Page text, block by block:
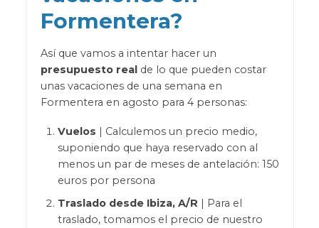
Formentera?
Así que vamos a intentar hacer un
presupuesto realde lo que pueden costar
unas vacaciones de una semana en
Formentera en agosto para 4 personas:
Vuelos | Calculemos un precio medio,
suponiendo que haya reservado con al
menos un par de meses de antelación: 150
euros por persona
Traslado desde Ibiza, A/R | Para el
traslado, tomamos el precio de nuestro